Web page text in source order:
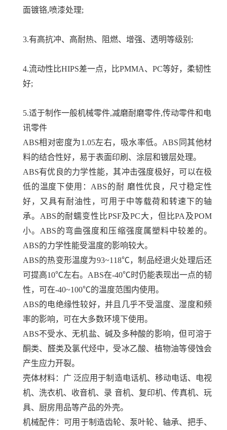
面镀铬,喷漆处理;
3.有高抗冲、高耐热、阻燃、增强、透明等级别;
4.流动性比HIPS差一点，比PMMA、PC等好，柔韧性
好;
5.适于制作一般机械零件,减磨耐磨零件,传动零件和电
讯零件
ABS相对密度为1.05左右，吸水率低。ABS同其他材
料的结合性好，易于表面印刷、涂层和镀层处理。
ABS有优良的力学性能，其冲击强度极好，可以在极
低的温度下使用：ABS的耐 磨性优良，尺寸稳定性
好，又具有耐油性，可用于中等载荷和转速下的轴
承。ABS的耐蠕变性比PSF及PC大，但比PA及POM
小。ABS的弯曲强度和压缩强度属塑料中较差的。
ABS的力学性能受温度的影响较大。
ABS的热变形温度为93~118℃，制品经退火处理后还
可提高10℃左右。ABS在-40℃时仍能表现出一点的韧
性，可在-40~100℃的温度范围内使用。
ABS的电绝缘性较好，并且几乎不受温度、湿度和频
率的影响，可在大多数环境下使用。
ABS不受水、无机盐、碱及多种酸的影响，但可溶于
酮类、醛类及氯代烃中，受冰乙酸、植物油等侵蚀会
产生应力开裂。
壳体材料：广 泛应用于制造电话机、移动电话、电视
机、洗衣机、收音机、录 音机、复印机、传真机、玩
具、厨房用品等产品的外壳。
机械配件：可用于制造齿轮、泵叶轮、轴承、把手、